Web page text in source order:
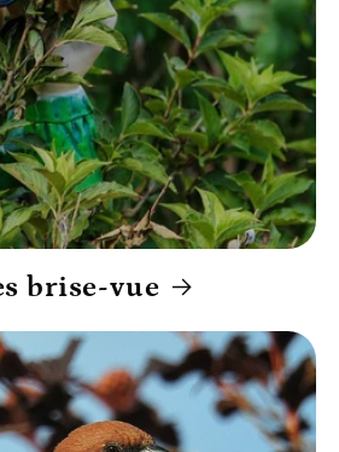
brise-vue